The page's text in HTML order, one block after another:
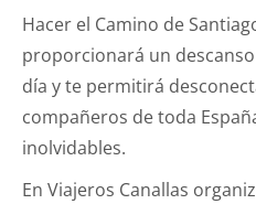
Hacer el Camino de
proporcionará un
día y te permitirá
compañeros de toda
inolvidables.
En Viajeros Canallas